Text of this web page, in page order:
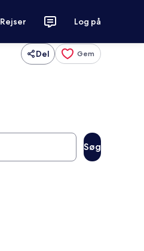
Rejser Log på
Del Gem
Søg